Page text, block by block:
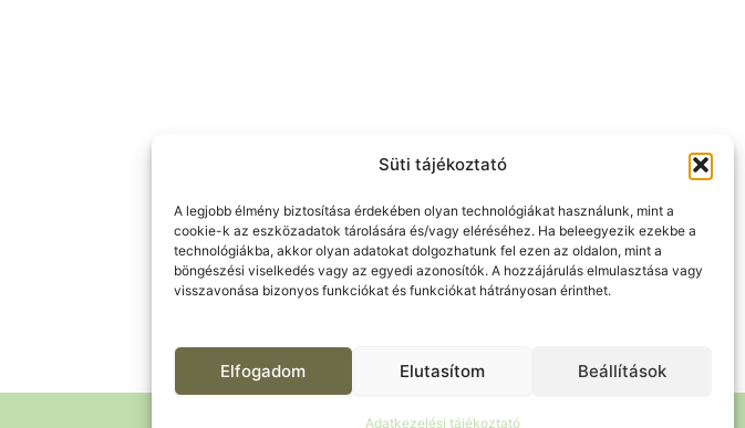
Süti tájékoztató
A legjobb élmény biztosítása érdekében olyan technológiákat használunk, mint a
cookie-k az eszközadatok tárolására és/vagy eléréséhez. Ha beleegyezik ezekbe a
technológiákba, akkor olyan adatokat dolgozhatunk fel ezen az oldalon, mint a
böngészési viselkedés vagy az egyedi azonosítók. A hozzájárulás elmulasztása vagy
visszavonása bizonyos funkciókat és funkciókat hátrányosan érinthet.
Elfogadom Elutasítom Beállítások
Adatkezelési tájékoztató